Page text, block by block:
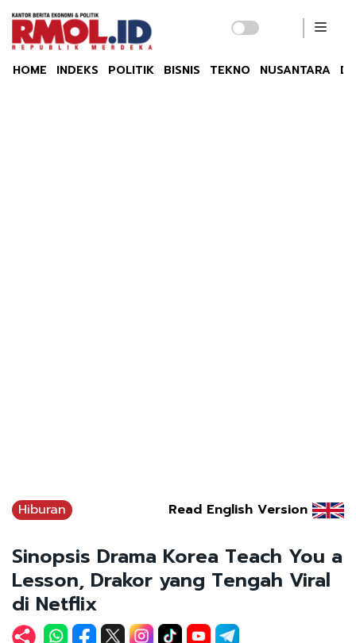
HOME INDEKS POLITIK BISNIS TEKNO NUSANTARA
Hiburan Read English Version
Sinopsis Drama Korea Teach You a
Lesson, Drakor yang Tengah Viral
di Netflix